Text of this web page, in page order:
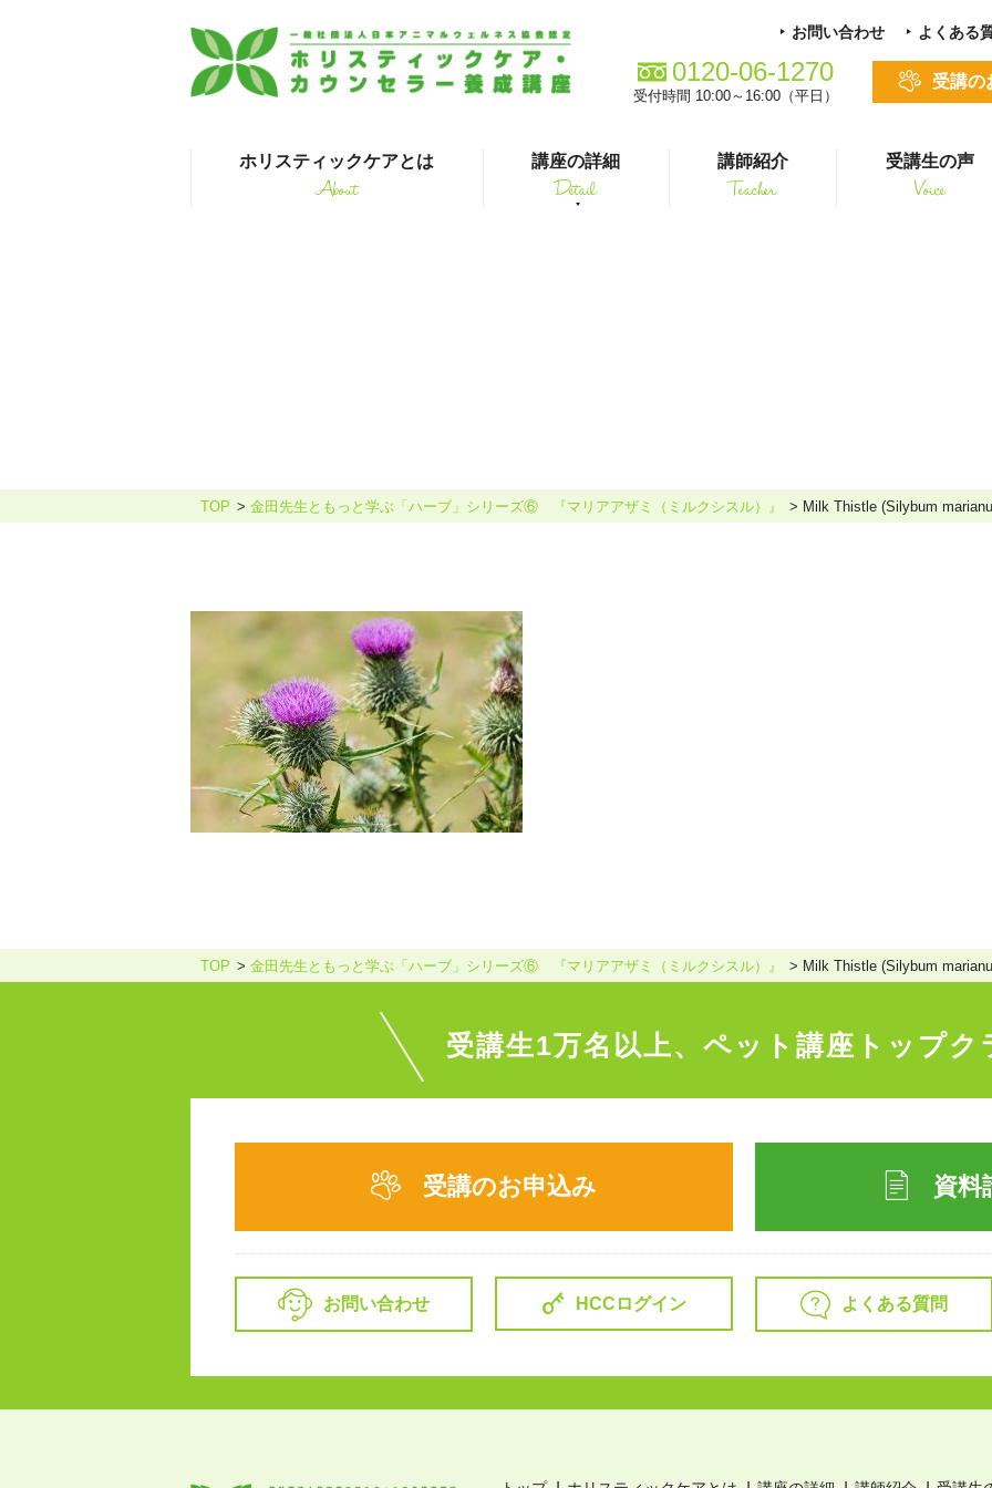
ホリスティックケアとは
About
講座の詳細
Detail
ホリスティックケア・カウンセラー養成講座
ホリスティックケア･カウンセラー受講生向け。
講師紹介
Teacher
受講生の声
Voice
受講の
お問い合わせ よくある
0120-06-1270
受付時間 10:00～16:00（平日）
TOP 金田先生ともっと学ぶ「ハーブ」シリーズ⑥ 『マリアアザミ（ミルクシスル）』 Milk Thistle (Silybum
TOP 金田先生ともっと学ぶ「ハーブ」シリーズ⑥ 『マリアアザミ（ミルクシスル）』 Milk Thistle (Silybum
受講生1万名以上、 ペット講座トップク
受講のお申込み 資料
お問い合わせ HCCログイン よくある質問